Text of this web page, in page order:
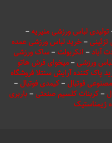
تولیدی لباس ورزشی منیریه–
–خرید لباس ورزشی عمده
آباد – انکربولت–ساک ورزشی
ورزشی –میخوای فرش هاتو
پاک کننده آرایش سنتلا فروشگاه
فوتبال –کیمدی فوتبال –
–کربنات کلسیم صنعتی –باربری
ژیمناستیک